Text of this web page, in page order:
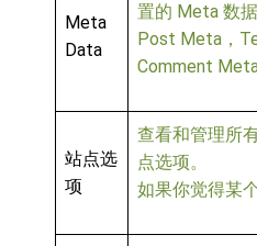
Meta
Data
置的 Meta 数据
Post Meta，
Comment Meta
站点选
项
查看和管理所
点选项。
如果你觉得某